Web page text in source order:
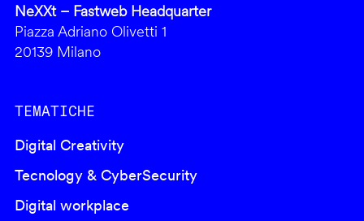
NeXXt – Fastweb Headquarter
Piazza Adriano Olivetti 1
20139 Milano
TEMATICHE
Digital Creativity
Tecnology & CyberSecurity
Digital workplace